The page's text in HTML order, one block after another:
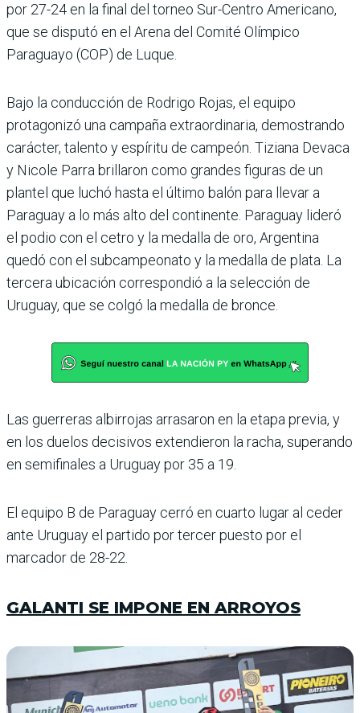
por 27-24 en la final del torneo Sur-Centro Ame­ricano,
que se disputó en el Arena del Comité Olímpico
Paraguayo (COP) de Luque.
Bajo la conducción de Rodrigo Rojas, el equipo
protagonizó una campaña extraordi­naria, demostrando
carác­ter, talento y espíritu de campeón. Tiziana Devaca
y Nicole Parra brillaron como grandes figuras de un
plan­tel que luchó hasta el último balón para llevar a
Paraguay a lo más alto del continente. Paraguay lideró
el podio con el cetro y la medalla de oro, Argentina
quedó con el sub­campeonato y la medalla de plata. La
tercera ubicación correspondió a la selección de
Uruguay, que se colgó la medalla de bronce.
Las guerreras albirrojas arra­saron en la etapa previa, y
en los duelos decisivos exten­dieron la racha, superando
en semifinales a Uruguay por 35 a 19.
El equipo B de Paraguay cerró en cuarto lugar al ceder
ante Uruguay el partido por ter­cer puesto por el
marcador de 28-22.
GALANTI SE IMPONE EN ARROYOS